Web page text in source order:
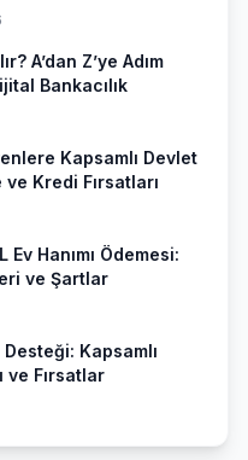
A’dan Z’ye Adım
Bankacılık
Kapsamlı Devlet
Kredi Fırsatları
Hanımı Ödemesi:
ve Şartlar
Desteği: Kapsamlı
ve Fırsatlar